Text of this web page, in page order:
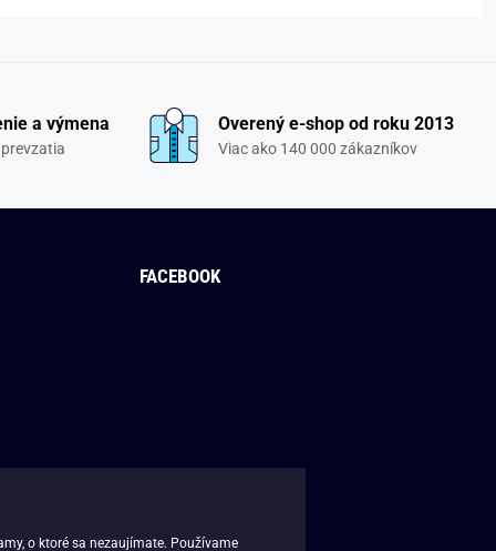
a výmena Overený e-shop od roku 2013
Viac ako 140 000 zákazníkov
FACEBOOK
o ktoré sa nezaujímate. Používame